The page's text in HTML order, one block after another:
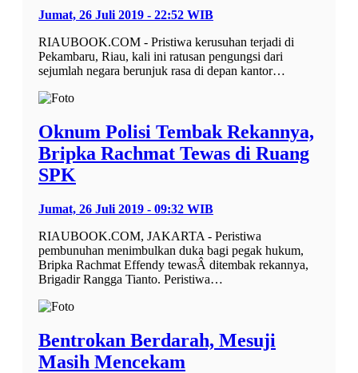
Jumat, 26 Juli 2019 - 22:52 WIB
RIAUBOOK.COM - Pristiwa kerusuhan terjadi di
Pekambaru, Riau, kali ini ratusan pengungsi dari
sejumlah negara berunjuk rasa di depan kantor…
Oknum Polisi Tembak Rekannya,
Bripka Rachmat Tewas di Ruang
SPK
Jumat, 26 Juli 2019 - 09:32 WIB
RIAUBOOK.COM, JAKARTA - Peristiwa
pembunuhan menimbulkan duka bagi pegak hukum,
Bripka Rachmat Effendy tewasÂ ditembak rekannya,
Brigadir Rangga Tianto. Peristiwa…
Bentrokan Berdarah, Mesuji
Masih Mencekam